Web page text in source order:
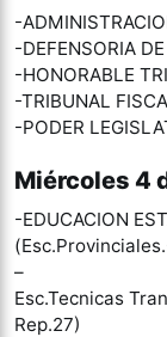
-
-DEFENSORIA
-HONORABLE
-TRIBUNAL
-PODER
Miércoles 4
-EDUCACION
–
Esc.Tecnicas
Rep.27)